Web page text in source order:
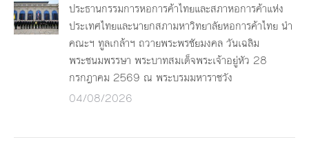
ประธานกรรมการหอการค้าไทยและสภาหอการค้าแห่ง
ประเทศไทยและนายกสภามหาวิทยาลัยหอการค้าไทย นำ
คณะฯ ทูลเกล้าฯ ถวายพระพรชัยมงคล วันเฉลิม
พระชนมพรรษา พระบาทสมเด็จพระเจ้าอยู่หัว 28
กรกฎาคม 2569 ณ พระบรมมหาราชวัง
04/08/2026